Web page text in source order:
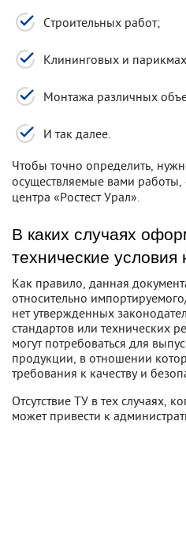
Строительных работ;
Клининговых и
Монтажа различных
И так далее.
Чтобы точно определить,
осуществляемые вами работы,
центра «Ростест Урал».
В каких случаях
технические
Как правило, данная
относительно
нет утвержденных
стандартов или технических
могут потребоваться для
продукции, в отношении
требования к качеству и
Отсутствие ТУ в тех случаях,
может привести к